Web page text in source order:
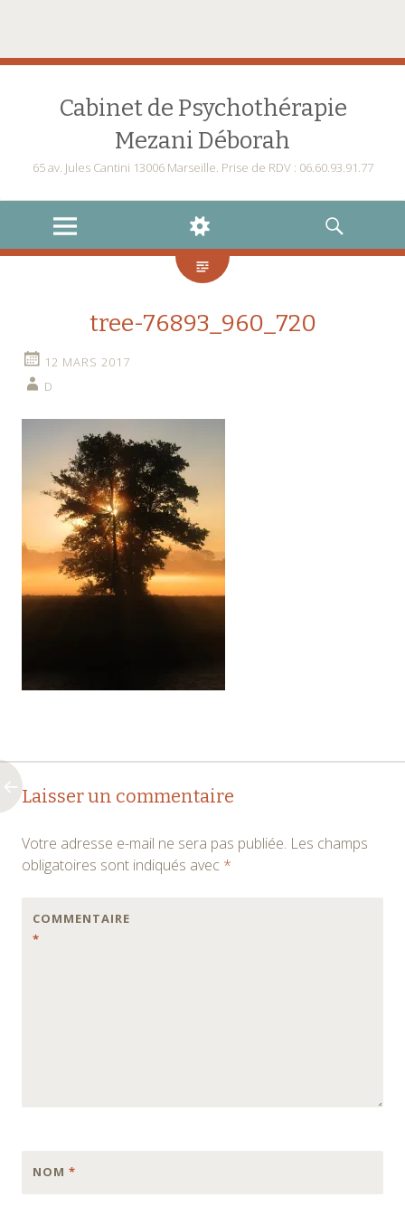
Cabinet de Psychothérapie
Mezani Déborah
65 av. Jules Cantini 13006 Marseille. Prise de RDV : 06.60.93.91.77
MENU
WIDGETS
RECHERCHE
tree-76893_960_720
12 MARS 2017
D
Navigation
des
articles
←
Laisser un commentaire
Votre adresse e-mail ne sera pas publiée. Les champs
obligatoires sont indiqués avec *
COMMENTAIRE
*
NOM *